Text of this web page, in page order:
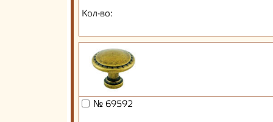
Кол-во:
№ 69592